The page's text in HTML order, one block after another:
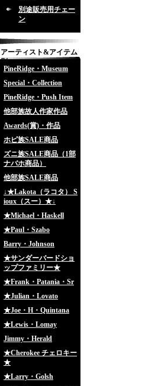
別途販売用チェー
ン
アーティスト&アイテム
別
PineRidge・Museum
Special・Collection
PineRidge・Push Item
他部族故人作家作品
Awards(賞)・作品
ホピ族SALE商品
ズニ族SALE商品（1部
ナバホ商品）
他部族SALE商品
↓★Lakota（ラコタ） S
ioux（スー）★↓
★Michael・Haskell
★Paul・Szabo
Barry・Johnson
★サンダーバードショ
ップファミリー★
★Frank・Patania・Sr
★Julian・Lovato
★Joe・H・Quintana
★Lewis・Lomay
Jimmy・Herald
★Cherokee チェロキー
★
★Larry・Golsh